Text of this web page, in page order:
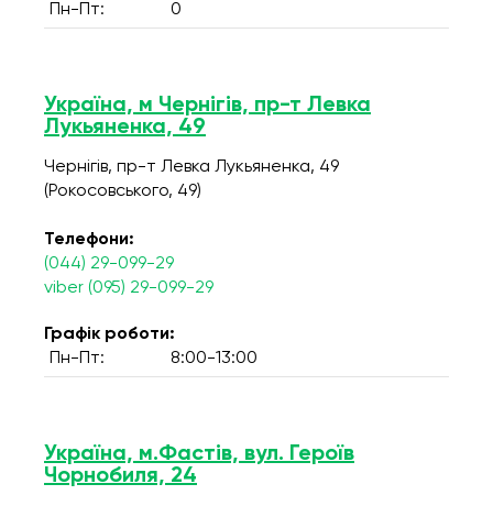
Пн-Пт:
0
Україна, м Чернігів, пр-т Левка
Лукьяненка, 49
Чернігів, пр-т Левка Лукьяненка, 49
(Рокосовського, 49)
Телефони:
(044) 29-099-29
viber (095) 29-099-29
Графік роботи:
Пн-Пт:
8:00-13:00
Україна, м.Фастів, вул. Героїв
Чорнобиля, 24